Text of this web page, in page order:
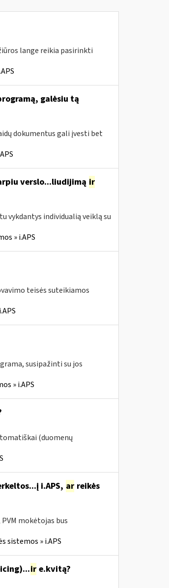
lange reikia pasirinkti
galėsiu tą
dokumentus gali įvesti bet
verslo...liudijimą ir
vykdantys individualią veiklą su
» i.APS
teisės suteikiamos
susipažinti su jos
» i.APS
(duomenų
i.APS, arreikės
mokėtojas bus
sistemos » i.APS
ire.kvitą?